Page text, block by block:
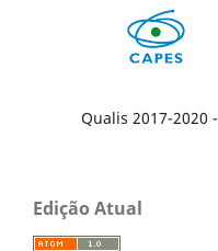
Qualis 2017-2020 -
Edição Atual